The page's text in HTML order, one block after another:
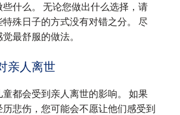
什么。 无论您做出什么选择，请
殊日子的方式没有对错之分。 尽
最舒服的做法。
亲人离世
都会受到亲人离世的影响。 如果
悲伤，您可能会不愿让他们感受到